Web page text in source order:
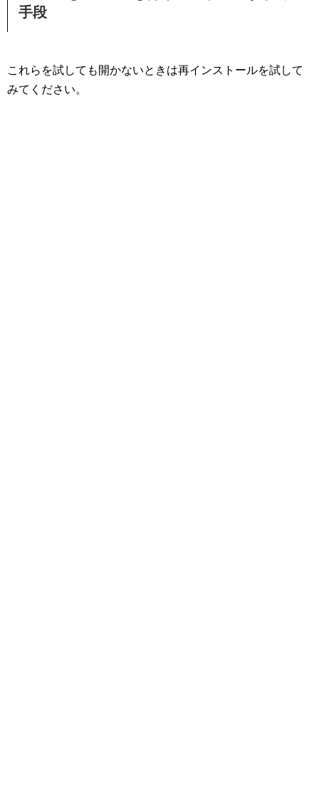
手段
これらを試しても開かないときは再インストールを試して
みてください。